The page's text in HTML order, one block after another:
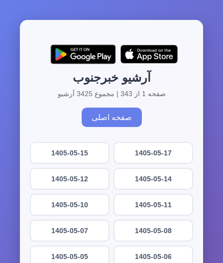
آرشیو خبرجنوب
صفحه 1 از 343 | مجموع 3425 آرشیو
صفحه اصلی
1405-05-17
1405-05-15
1405-05-14
1405-05-12
1405-05-11
1405-05-10
1405-05-08
1405-05-07
1405-05-06
1405-05-05